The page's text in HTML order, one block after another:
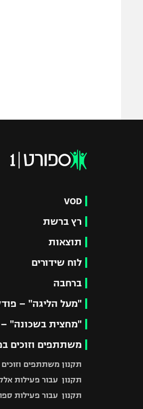
VOD
רץ ברשת
תוצאות
לוח שידורים
ברחבה
"מעל הליגה" –
"מחצית בשכונה"
משתתפים וזוכים
תקנון משתתפים
תקנון עבור פעילות
תקנון עבור פעילות ספורט 1 –